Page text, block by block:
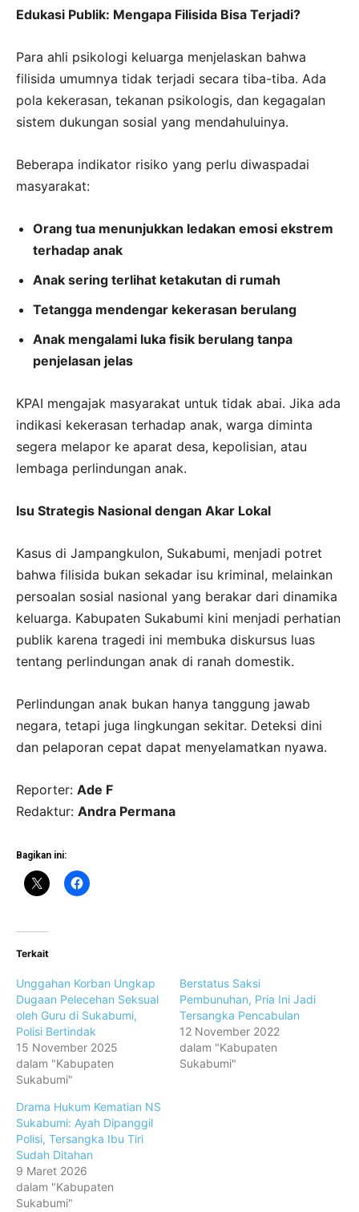
Edukasi Publik: Mengapa Filisida Bisa Terjadi?
Para ahli psikologi keluarga menjelaskan bahwa
filisida umumnya tidak terjadi secara tiba-tiba. Ada
pola kekerasan, tekanan psikologis, dan kegagalan
sistem dukungan sosial yang mendahuluinya.
Beberapa indikator risiko yang perlu diwaspadai
masyarakat:
Orang tua menunjukkan ledakan emosi ekstrem
terhadap anak
Anak sering terlihat ketakutan di rumah
Tetangga mendengar kekerasan berulang
Anak mengalami luka fisik berulang tanpa
penjelasan jelas
KPAI mengajak masyarakat untuk tidak abai. Jika ada
indikasi kekerasan terhadap anak, warga diminta
segera melapor ke aparat desa, kepolisian, atau
lembaga perlindungan anak.
Isu Strategis Nasional dengan Akar Lokal
Kasus di Jampangkulon, Sukabumi, menjadi potret
bahwa filisida bukan sekadar isu kriminal, melainkan
persoalan sosial nasional yang berakar dari dinamika
keluarga. Kabupaten Sukabumi kini menjadi perhatian
publik karena tragedi ini membuka diskursus luas
tentang perlindungan anak di ranah domestik.
Perlindungan anak bukan hanya tanggung jawab
negara, tetapi juga lingkungan sekitar. Deteksi dini
dan pelaporan cepat dapat menyelamatkan nyawa.
Reporter: Ade F
Redaktur: Andra Permana
Bagikan ini:
Terkait
Unggahan Korban Ungkap
Dugaan Pelecehan Seksual
oleh Guru di Sukabumi,
Polisi Bertindak
15 November 2025
dalam "Kabupaten
Sukabumi"
Berstatus Saksi
Pembunuhan, Pria Ini Jadi
Tersangka Pencabulan
12 November 2022
dalam "Kabupaten
Sukabumi"
Drama Hukum Kematian NS
Sukabumi: Ayah Dipanggil
Polisi, Tersangka Ibu Tiri
Sudah Ditahan
9 Maret 2026
dalam "Kabupaten
Sukabumi"